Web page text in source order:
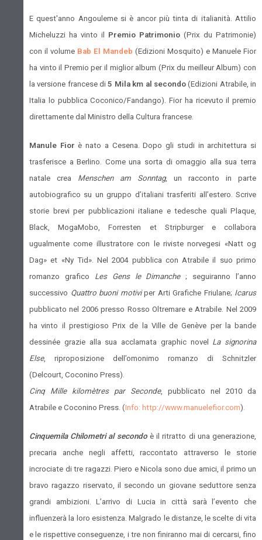
E quest'anno Angouleme si è ancor più tinta di italianità. Attilio
Micheluzzi ha vinto il Premio Patrimonio (Prix du Patrimonie)
con il volume Bab El Mandeb (Edizioni Mosquito) e Manuele Fior
ha vinto il Premio per il miglior album (Prix du meilleur Album) con
la versione francese di5 Mila km al secondo(Edizioni Atrabile, in
Italia lo pubblica Coconico/Fandango). Fior ha ricevuto il premio
direttamente dal Ministro della Cultura francese.
Manule Fior è nato a Cesena. Dopo gli studi in architettura si
trasferisce a Berlino. Come una sorta di omaggio alla sua terra
natale crea Menschen am Sonntag, un racconto in parte
autobiografico su un gruppo d’italiani trasferiti all’estero. Scrive
storie brevi per pubblicazioni italiane e tedesche quali Plaque,
Black, MogaMobo, Forresten et Stripburger e collabora
ugualmente come illustratore con le riviste norvegesi «Natt og
Dag» et «Ny Tid». Nel 2004 pubblica con Atrabile il suo primo
romanzo grafico Les Gens le Dimanche; seguiranno l’anno
successivo Quattro buoni motiviper Arti Grafiche Friulane; Icarus
pubblicato nel 2006 presso Rosso Oltremare e Atrabile. Nel 2009
ha vinto il prestigioso Prix de la Ville de Genève per la bande
dessinée grazie alla sua acclamata graphic novel La signorina
Else, riproposizione dell’omonimo romanzo di Schnitzler
(Delcourt, Coconino Press).
Cinq Mille kilomètres par Seconde, pubblicato nel 2010 da
Atrabile e Coconino Press. (Info: http://www.manuelefior.com).
Cinquemila Chilometri al secondo è il ritratto di una generazione,
precaria anche negli affetti, raccontato attraverso le storie
incrociate di tre ragazzi. Piero e Nicola sono due amici, il primo un
bravo ragazzo riservato, il secondo un giovane seduttore senza
grandi ambizioni. L’arrivo di Lucia in città sarà l’evento che
influenzerà la loro esistenza. Malgrado le distanze, le scelte di vita
e le rispettive conseguenze, i tre non finiranno mai di cercarsi, fino